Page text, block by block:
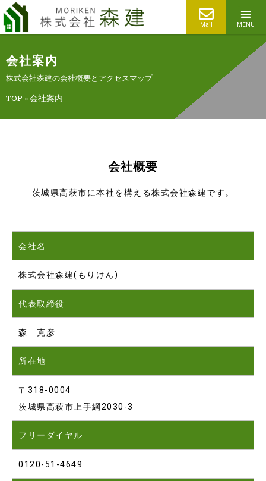
Mail MENU
会社案内
株式会社森建の会社概要とアクセスマップ
TOP »会社案内
会社概要
茨城県高萩市に本社を構える株式会社森建です。
会社名
株式会社森建(もりけん)
代表取締役
森 克彦
所在地
〒318-0004
茨城県高萩市上手綱2030-3
フリーダイヤル
0120-51-4649